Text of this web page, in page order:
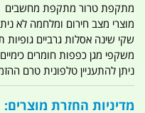
מתקפת טרור מתקפת מחשבים
מוצרי מצב חירום ומלחמה לא
שקי שינה אסלות גרביים
משקפי מגן כפפות חומרים
ניתן להתעניין טלפונית טרם ההזמנה
מדיניות החזרת מוצרים: